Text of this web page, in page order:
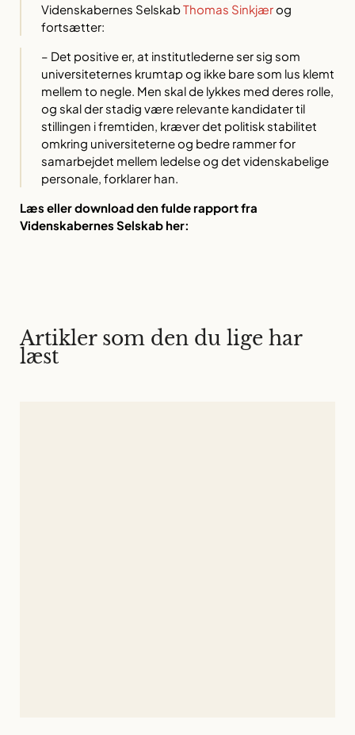
Videnskabernes SelskabThomas Sinkjærog
fortsætter:
– Det positive er, at institutlederne ser sig som
universiteternes krumtap og ikke bare som lus klemt
mellem to negle. Men skal de lykkes med deres rolle,
og skal der stadig være relevante kandidater til
stillingen i fremtiden, kræver det politisk stabilitet
omkring universiteterne og bedre rammer for
samarbejdet mellem ledelse og det videnskabelige
personale, forklarer han.
Læs eller download den fulde rapport fra
Videnskabernes Selskab her:
Artikler som den du lige har
læst